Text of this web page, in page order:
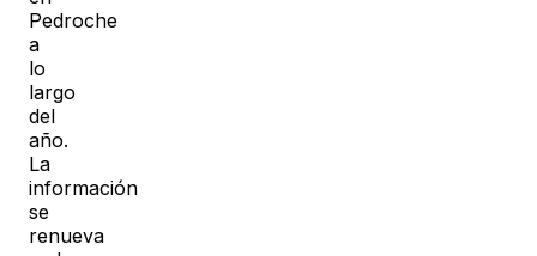
Pedroche
a
lo
largo
del
año.
La
información
se
renueva